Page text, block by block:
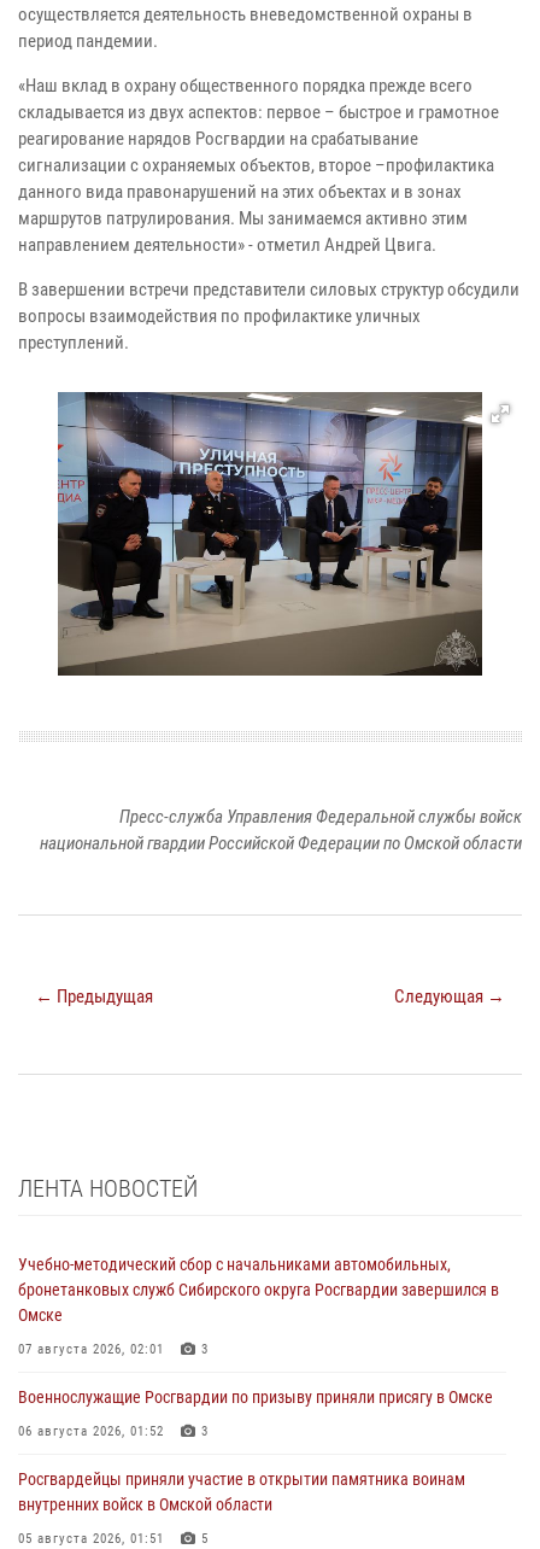
осуществляется деятельность вневедомственной охраны в
период пандемии.
«Наш вклад в охрану общественного порядка прежде всего
складывается из двух аспектов: первое – быстрое и грамотное
реагирование нарядов Росгвардии на срабатывание
сигнализации с охраняемых объектов, второе –профилактика
данного вида правонарушений на этих объектах и в зонах
маршрутов патрулирования. Мы занимаемся активно этим
направлением деятельности» - отметил Андрей Цвига.
В завершении встречи представители силовых структур обсудили
вопросы взаимодействия по профилактике уличных
преступлений.
Пресс-служба Управления Федеральной службы войск
национальной гвардии Российской Федерации по Омской области
← Предыдущая Следующая →
ЛЕНТА НОВОСТЕЙ
Учебно-методический сбор с начальниками автомобильных,
бронетанковых служб Сибирского округа Росгвардии завершился в
Омске
07 августа 2026, 02:01 3
Военнослужащие Росгвардии по призыву приняли присягу в Омске
06 августа 2026, 01:52 3
Росгвардейцы приняли участие в открытии памятника воинам
внутренних войск в Омской области
05 августа 2026, 01:51 5